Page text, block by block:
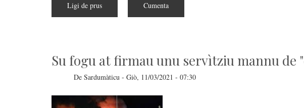
Ligi de prus
de
sa
guardiania
biomètrica
Cumenta
Su fogu at firmau unu servìtziu mannu de
De Sardumàticu - Giò, 11/03/2021 - 07:30